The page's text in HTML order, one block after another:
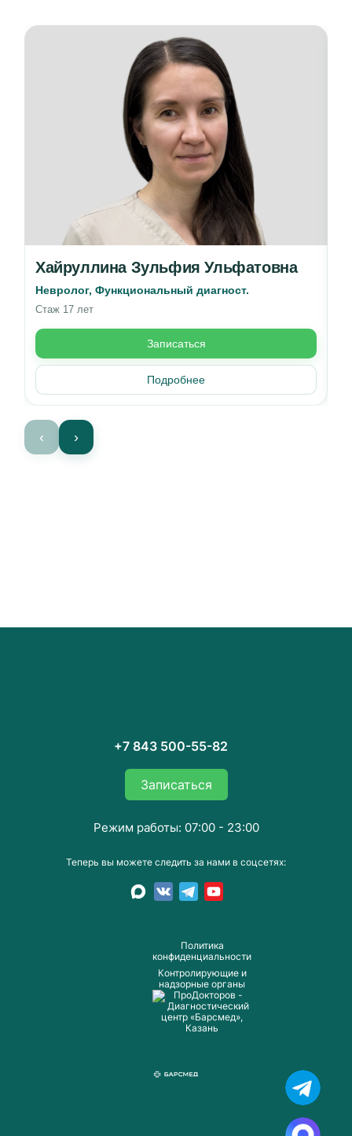
Хайруллина Зульфия Ульфатовна
Невролог, Функциональный диагност.
Стаж 17 лет
Записаться
Подробнее
‹ ›
Пoлитика
конфиденциальности
Контролирующие и
надзорные органы
+7 843 500-55-82
Записаться
Теперь вы можете следить за нами в соцсетях:
Режим работы: 07:00 - 23:00